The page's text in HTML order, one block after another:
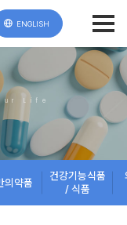
ENGLISH
Life
의약품
건강기능식품
/ 식품